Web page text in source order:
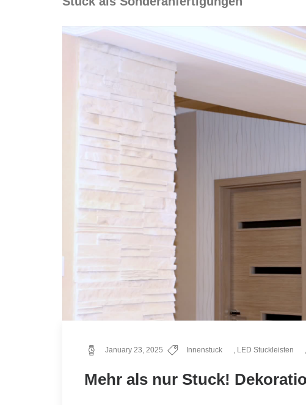
January 23, 2025 Innenstuck , LED Stuckleisten ,
Mehr als nur Stuck!